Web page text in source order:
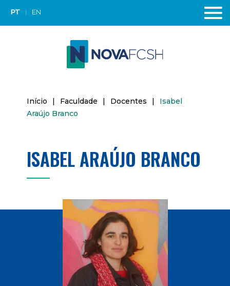
PT EN
Início | Faculdade | Docentes |
Isabel
Araújo Branco
ISABEL ARAÚJO BRANCO